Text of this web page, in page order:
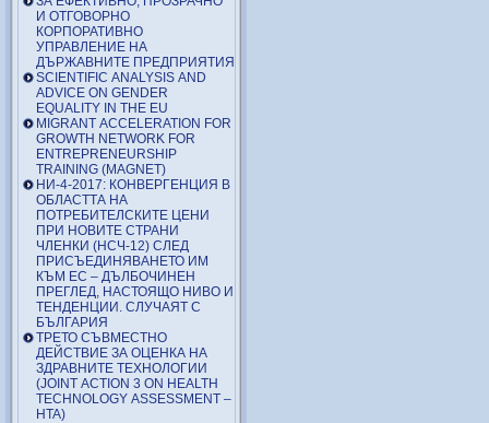
И ОТГОВОРНО
КОРПОРАТИВНО
УПРАВЛЕНИЕ НА
ДЪРЖАВНИТЕ ПРЕДПРИЯТИЯ
SCIENTIFIC ANALYSIS AND
ADVICE ON GENDER
EQUALITY IN THE EU
MIGRANT ACCELERATION FOR
GROWTH NETWORK FOR
ENTREPRENEURSHIP
TRAINING (MAGNET)
НИ-4-2017: КОНВЕРГЕНЦИЯ В
ОБЛАСТТА НА
ПОТРЕБИТЕЛСКИТЕ ЦЕНИ
ПРИ НОВИТЕ СТРАНИ
ЧЛЕНКИ (НСЧ-12) СЛЕД
ПРИСЪЕДИНЯВАНЕТО ИМ
КЪМ ЕС – ДЪЛБОЧИНЕН
ПРЕГЛЕД, НАСТОЯЩО НИВО И
ТЕНДЕНЦИИ. СЛУЧАЯТ С
БЪЛГАРИЯ
ТРЕТО СЪВМЕСТНО
ДЕЙСТВИЕ ЗА ОЦЕНКА НА
ЗДРАВНИТЕ ТЕХНОЛОГИИ
(JOINT ACTION 3 ON HEALTH
TECHNOLOGY ASSESSMENT –
HTA)